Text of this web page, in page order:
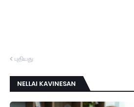
புதியது
NELLAI KAVINESAN